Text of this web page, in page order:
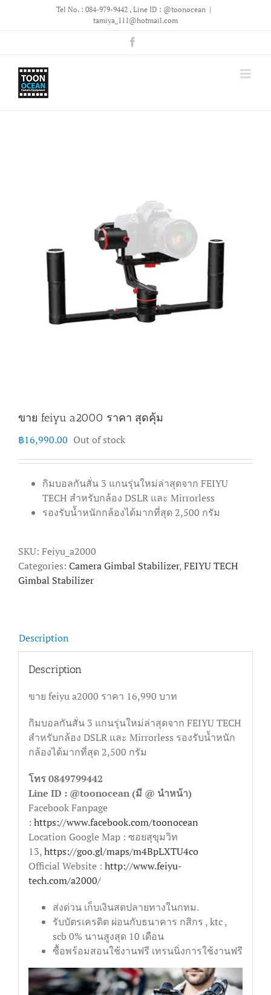
Tel No. : 084-979-9442 , Line ID : @toonocean |
tamiya_111@hotmail.com
ขาย feiyu a2000 ราคา สุดคุ้ม
฿16,990.00 Out of stock
กิมบอลกันสั่น 3 แกนรุ่นใหม่ล่าสุดจาก FEIYU
TECH สำหรับกล้อง DSLR และ Mirrorless
รองรับน้ำหนักกล้องได้มากที่สุด 2,500 กรัม
SKU: Feiyu_a2000
Categories: Camera Gimbal Stabilizer,FEIYU TECH
Gimbal Stabilizer
Description
Description
ขาย feiyu a2000 ราคา 16,990 บาท
กิมบอลกันสั่น 3 แกนรุ่นใหม่ล่าสุดจาก FEIYU TECH
สำหรับกล้อง DSLR และ Mirrorless รองรับน้ำหนัก
กล้องได้มากที่สุด 2,500 กรัม
โทร 0849799442
Line ID : @toonocean (มี @ นำหน้า)
Facebook Fanpage
: https://www.facebook.com/toonocean
Location Google Map : ซอยสุขุมวิท
13,https://goo.gl/maps/m4BpLXTU4co
Official Website : http://www.feiyu-
tech.com/a2000/
ส่งด่วน เก็บเงินสดปลายทางในกทม.
รับบัตรเครดิต ผ่อนกับธนาคาร กสิกร , ktc ,
scb 0% นานสูงสุด 10 เดือน
ซื้อพร้อมสอนใช้งานฟรี เทรนนิ่งการใช้งานฟรี